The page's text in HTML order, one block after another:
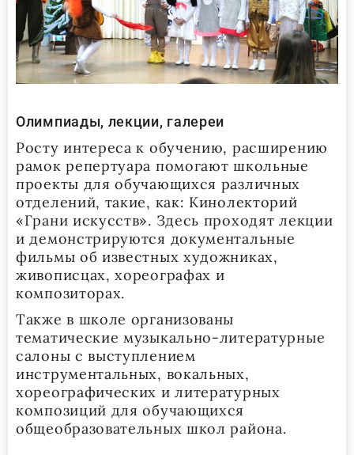
Олимпиады, лекции, галереи
Росту интереса к обучению, расширению
рамок репертуара помогают школьные
проекты для обучающихся различных
отделений, такие, как: Кинолекторий
«Грани искусств». Здесь проходят лекции
и демонстрируются документальные
фильмы об известных художниках,
живописцах, хореографах и
композиторах.
Также в школе организованы
тематические музыкально-литературные
салоны с выступлением
инструментальных, вокальных,
хореографических и литературных
композиций для обучающихся
общеобразовательных школ района.